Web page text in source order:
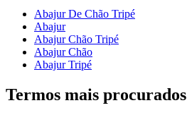
Abajur De Chão Tripé
Abajur
Abajur Chão Tripé
Abajur Chão
Abajur Tripé
Termos mais procurados